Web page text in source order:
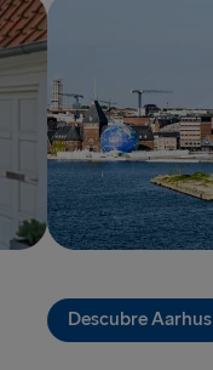
Descubre Aarhus